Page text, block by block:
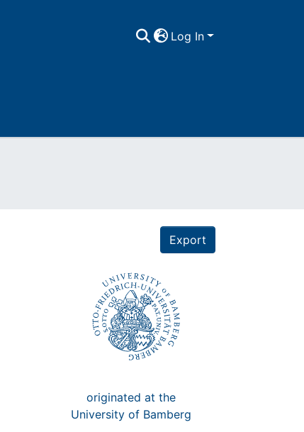
Log In
Export
originated at the
University of Bamberg